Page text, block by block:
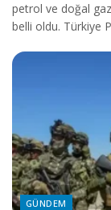
petrol ve doğal gaz
belli oldu. Türkiye
GÜNDEM